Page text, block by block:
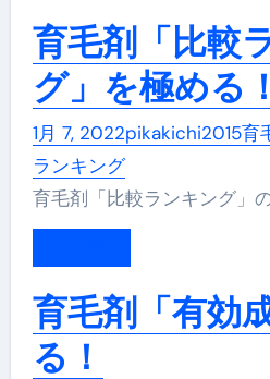
育毛剤「比較
グ」を極める！
1月 7, 2022pikakichi2015育
ランキング
育毛剤「比較ランキング」
育毛剤「有効
る！